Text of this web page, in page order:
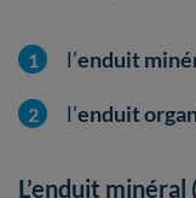
l’enduit
l’enduit
L’enduit minéral